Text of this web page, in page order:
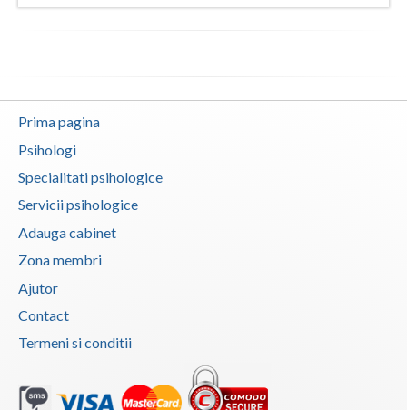
Prima pagina
Psihologi
Specialitati psihologice
Servicii psihologice
Adauga cabinet
Zona membri
Ajutor
Contact
Termeni si conditii